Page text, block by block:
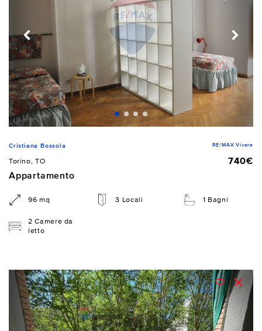
Cristiana Bossola RE/MAX Vivere
Torino, TO
740€
Appartamento
96 mq 3 Locali 1 Bagni
2 Camere da
letto